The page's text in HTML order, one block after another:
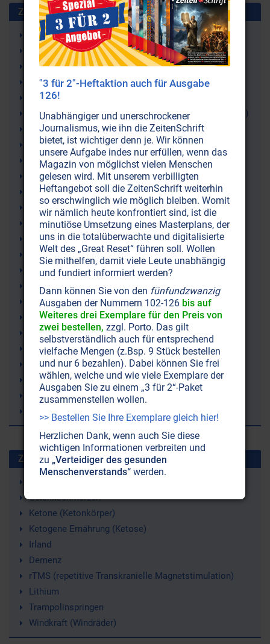
Zusammen benutzt mit:
Naturgeister
Spiritualität
Devas
Esoterik
Geoffrey Hodson
Omraam Mikhaël Aïvanhov (Omraam Michael Aivanov)
Berge
Wichtelmännchen
Nymphen (Wassergeister)
Nixen (Wassergeister)
Naturreich
Mythologie
Gruppenseele
Gnomen (Erdgeister)
Faune
Elementarwesen
Elementarreich
Äther
Astralwelt
Astralsphäre
Mount Everest
Reinhold Messner
Bergsteiger
Natur
Zuletzt gesuchte Stichworte
Gelenkschmerzen
Ketone (Ketonkörper)
Ketogene Ernährung (Ketose)
Irland
Demenz
rTMS (repetitive Transkranielle Magnetstimulation)
Lithium
Trampolinspringen
Windkraft (Windräder)
"3 für 2"-Heftaktion auch für Ausgabe
126!
Unabhängiger und unerschrockener
Journalismus, wie ihn die ZeitenSchrift
bietet, ist wichtiger denn je. Wir können
unsere Aufgabe indes nur erfüllen, wenn das
Magazin von möglichst vielen Menschen
gelesen wird. Mit unserem verbilligten
Heftangebot soll die ZeitenSchrift weiterhin
so erschwinglich wie möglich bleiben. Womit
wir nämlich heute konfrontiert sind, ist die
minutiöse Umsetzung eines Masterplans, der
uns in die totalüberwachte und digitalisierte
Welt des „Great Reset“ führen soll. Wollen
Sie mithelfen, damit viele Leute unabhängig
und fundiert informiert werden?
Dann können Sie von den fünfundzwanzig
Ausgaben der Nummern 102-126 bis auf
Weiteres drei Exemplare für den Preis von
zwei bestellen, zzgl. Porto. Das gilt
selbstverständlich auch für entsprechend
vielfache Mengen (z.Bsp. 9 Stück bestellen
und nur 6 bezahlen). Dabei können Sie frei
wählen, welche und wie viele Exemplare der
Ausgaben Sie zu einem „3 für 2“-Paket
zusammenstellen wollen.
>> Bestellen Sie Ihre Exemplare gleich hier!
Herzlichen Dank, wenn auch Sie diese
wichtigen Informationen verbreiten und
zu „Verteidiger des gesunden
Menschenverstands“ werden.